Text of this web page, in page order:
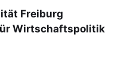
Freiburg
Wirtschaftspolitik